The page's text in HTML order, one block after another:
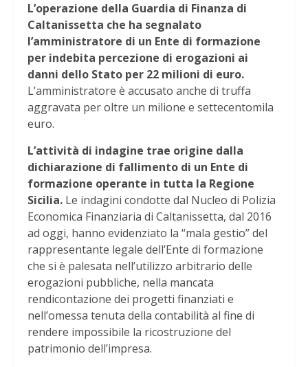
L’operazione della Guardia di Finanza di
Caltanissetta che ha segnalato
l’amministratore di un Ente di formazione
per indebita percezione di erogazioni ai
danni dello Stato per 22 milioni di euro.
L’amministratore è accusato anche di truffa
aggravata per oltre un milione e settecentomila
euro.
L’attività di indagine trae origine dalla
dichiarazione di fallimento di un Ente di
formazione operante in tutta la Regione
Sicilia. Le indagini condotte dal Nucleo di Polizia
Economica Finanziaria di Caltanissetta, dal 2016
ad oggi, hanno evidenziato la “mala gestio” del
rappresentante legale dell’Ente di formazione
che si è palesata nell’utilizzo arbitrario delle
erogazioni pubbliche, nella mancata
rendicontazione dei progetti finanziati e
nell’omessa tenuta della contabilità al fine di
rendere impossibile la ricostruzione del
patrimonio dell’impresa.